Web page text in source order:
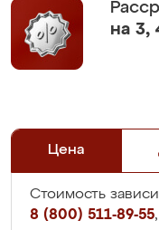
на 3,
Цена
Стоимость
8 (800) 511-89-55,